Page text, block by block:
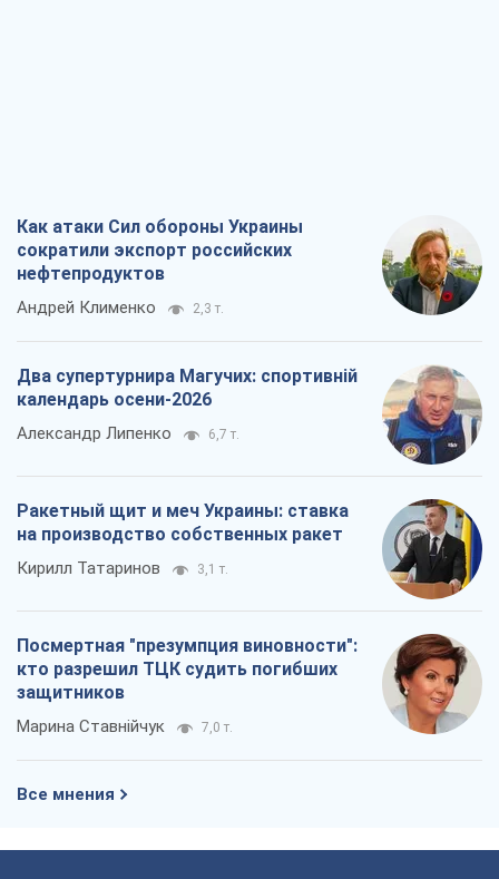
Как атаки Сил обороны Украины
сократили экспорт российских
нефтепродуктов
Андрей Клименко 2,3 т.
Два супертурнира Магучих: спортивній
календарь осени-2026
Александр Липенко 6,7 т.
Ракетный щит и меч Украины: ставка
на производство собственных ракет
Кирилл Татаринов 3,1 т.
Посмертная "презумпция виновности":
кто разрешил ТЦК судить погибших
защитников
Марина Ставнійчук 7,0 т.
Все мнения